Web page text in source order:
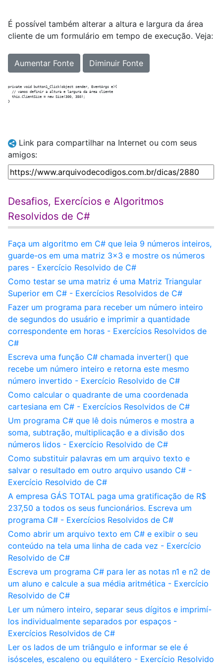
É possível também alterar a altura e largura da área
cliente de um formulário em tempo de execução. Veja:
Aumentar Fonte Diminuir Fonte
private void button1_Click(object sender, EventArgs e){
  // vamos definir a altura e largura da área cliente
  this.ClientSize = new Size(300, 350);
Link para compartilhar na Internet ou com seus
amigos:
Desafios, Exercícios e Algoritmos
Resolvidos de C#
Faça um algoritmo em C# que leia 9 números inteiros,
guarde-os em uma matriz 3x3 e mostre os números
pares - Exercício Resolvido de C#
Como testar se uma matriz é uma Matriz Triangular
Superior em C# - Exercícios Resolvidos de C#
Fazer um programa para receber um número inteiro
de segundos do usuário e imprimir a quantidade
correspondente em horas - Exercícios Resolvidos de
C#
Escreva uma função C# chamada inverter() que
recebe um número inteiro e retorna este mesmo
número invertido - Exercício Resolvido de C#
Como calcular o quadrante de uma coordenada
cartesiana em C# - Exercícios Resolvidos de C#
Um programa C# que lê dois números e mostra a
soma, subtração, multiplicação e a divisão dos
números lidos - Exercício Resolvido de C#
Como substituir palavras em um arquivo texto e
salvar o resultado em outro arquivo usando C# -
Exercício Resolvido de C#
A empresa GÁS TOTAL paga uma gratificação de R$
237,50 a todos os seus funcionários. Escreva um
programa C# - Exercícios Resolvidos de C#
Como abrir um arquivo texto em C# e exibir o seu
conteúdo na tela uma linha de cada vez - Exercício
Resolvido de C#
Escreva um programa C# para ler as notas n1 e n2 de
um aluno e calcule a sua média aritmética - Exercício
Resolvido de C#
Ler um número inteiro, separar seus dígitos e imprimí-
los individualmente separados por espaços -
Exercícios Resolvidos de C#
Ler os lados de um triângulo e informar se ele é
isósceles, escaleno ou equilátero - Exercício Resolvido